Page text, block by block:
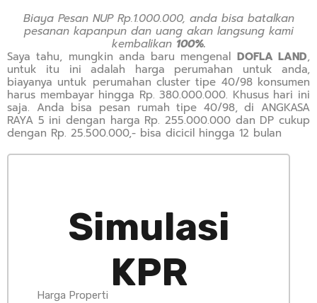
Biaya Pesan NUP Rp.1.000.000, anda bisa batalkan
pesanan kapanpun dan uang akan langsung kami
kembalikan 100%.
Saya tahu, mungkin anda baru mengenal DOFLA LAND,
untuk itu ini adalah harga perumahan untuk anda,
biayanya untuk perumahan cluster tipe 40/98 konsumen
harus membayar hingga Rp. 380.000.000. Khusus hari ini
saja. Anda bisa pesan rumah tipe 40/98, di ANGKASA
RAYA 5 ini dengan harga Rp. 255.000.000 dan DP cukup
dengan Rp. 25.500.000,- bisa dicicil hingga 12 bulan
Simulasi
KPR
Harga Properti